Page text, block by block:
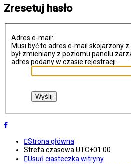
Zresetuj hasło
Adres e-mail:
Musi być to adres e-mail skojarzony
był zmieniany z poziomu panelu
adres podany w czasie rejestracji.
Strona główna
Strefa czasowaUTC+01:00
Usuń ciasteczka witryny